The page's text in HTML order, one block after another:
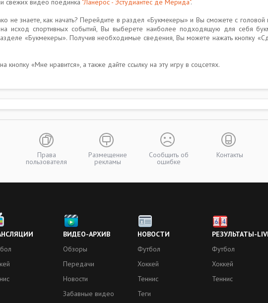
свежих видео поединка "Ланерос - Эстудиантес де Мерида".
не знаете, как начать? Перейдите в раздел «Букмекеры» и Вы сможете с головой
исход спортивных событий, Вы выберете наиболее подходящую для себя
«Букмекеры». Получив необходимые сведения, Вы можете нажать кнопку
кнопку «Мне нравится», а также дайте ссылку на эту игру в соцсетях.
Права
пользователя
Размещение
рекламы
Сообщить об
ошибке
Контакты
ВИДЕО-АРХИВ
Обзоры
Передачи
Новости
Забавные видео
НОВОСТИ
Футбол
Хоккей
Теннис
Теги
РЕЗУЛЬТАТЫ-
Футбол
Хоккей
Теннис